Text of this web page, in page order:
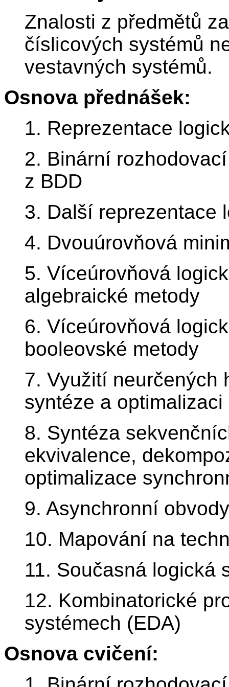
Znalosti z předmětů
číslicových systémů
vestavných systémů.
Osnova přednášek:
1. Reprezentace
2. Binární
z BDD
3. Další reprezentace
4. Dvouúrovňová
5. Víceúrovňová
algebraické metody
6. Víceúrovňová
booleovské metody
7. Využití neurčených
syntéze a optimalizaci
8. Syntéza
ekvivalence,
optimalizace
9. Asynchronní obvody
10. Mapování na
11. Současná logická
12. Kombinatorické
systémech (EDA)
Osnova cvičení: